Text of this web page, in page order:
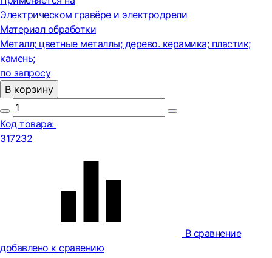
Электрическом гравёре и электродрели
Материал обработки
Металл; цветные металлы; дерево. керамика; пластик;
камень;
по запросу
В корзину
Код товара:
317232
В сравнение
добавлено к сравению